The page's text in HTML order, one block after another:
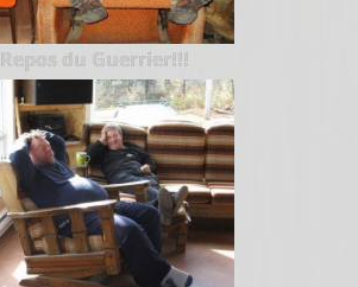
Repos du Guerrier!!!